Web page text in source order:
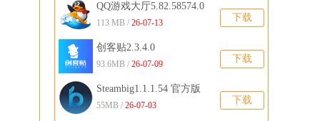
下载
QQ游戏大厅5.82.58574.0
官方版
113 MB / 26-07-13
下载
创客贴2.3.4.0
93.6MB / 26-07-09
下载
Steambig1.1.1.54 官方版
55MB / 26-07-03